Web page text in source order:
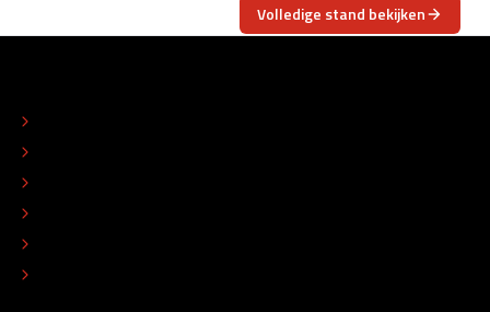
Volledige stand bekijken